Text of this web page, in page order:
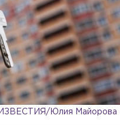
Юлия Майорова